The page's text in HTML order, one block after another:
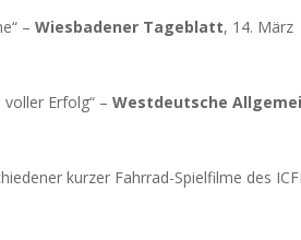
– Wiesbadener Tageblatt, 14. März
Erfolg“ – Westdeutsche
kurzer Fahrrad-Spielfilme des